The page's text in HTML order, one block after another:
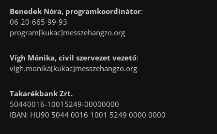
Benedek Nóra, programkoordinátor:
06-20-665-99-93
program[kukac]messzehangzo.org
Vígh Mónika, civil szervezet vezető:
vigh.monika[kukac]messzehangzo.org
Takarékbank Zrt.
50440016-10015249-00000000
IBAN: HU90 5044 0016 1001 5249 0000 0000